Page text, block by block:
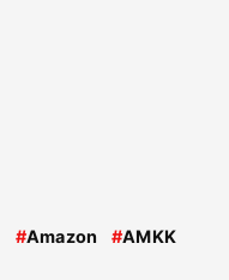
#Amazon #AMKK